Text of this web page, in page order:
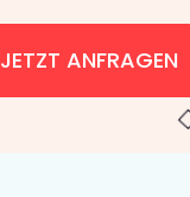
JETZT ANFRAGEN